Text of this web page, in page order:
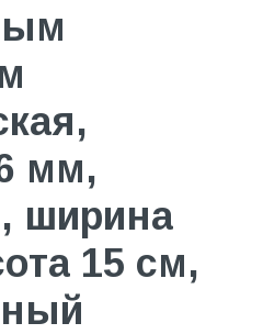
мм,
ширина
15 см,